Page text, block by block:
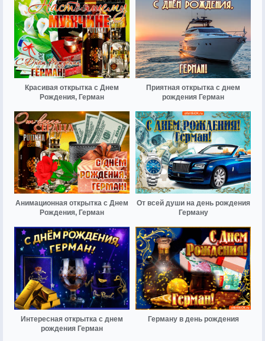
Красивая открытка с Днем
Рождения, Герман
Приятная открытка с днем
рождения Герман
Анимационная открытка с Днем
Рождения, Герман
От всей души на день рождения
Герману
Интересная открытка с днем
рождения Герман
Герману в день рождения